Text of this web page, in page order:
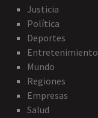
Justicia
Política
Deportes
Entretenimiento
Mundo
Regiones
Empresas
Salud